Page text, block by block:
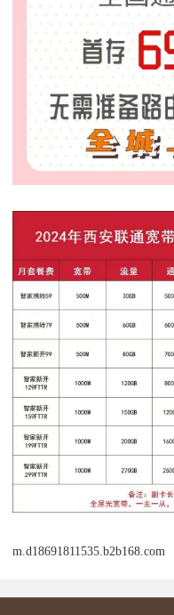
m.d18691811535.b2b168.com